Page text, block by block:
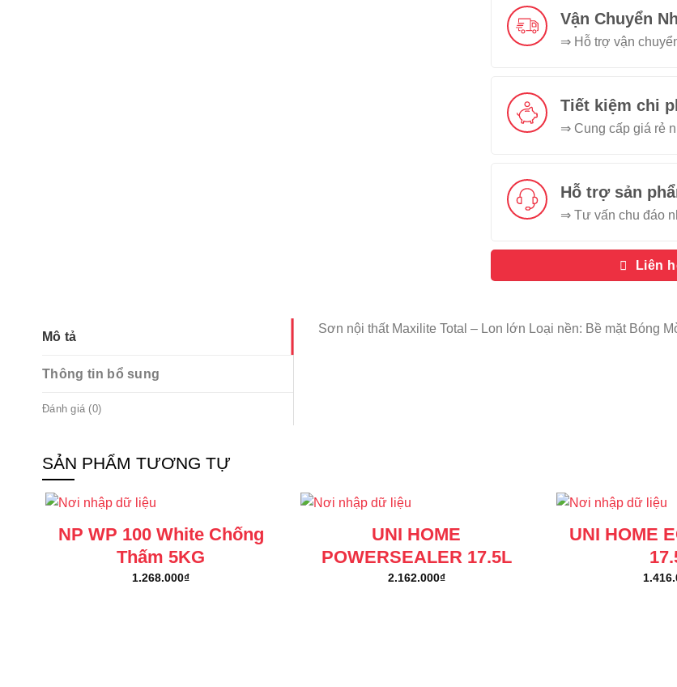
Vận Chuyển
⇒ Hỗ trợ vận
Tiết kiệm chi
⇒ Cung cấp giá rẻ
Hỗ trợ sản
⇒ Tư vấn chu đáo
Liên
Mô tả
Thông tin bổ sung
Đánh giá (0)
Sơn nội thất Maxilite Total – Lon lớn Loại nền: Bề mặt Bóng
SẢN PHẨM TƯƠNG TỰ
NP WP 100 White Chống
Thấm 5KG
1.268.000₫
UNI HOME
POWERSEALER 17.5L
2.162.000₫
UNI HOME